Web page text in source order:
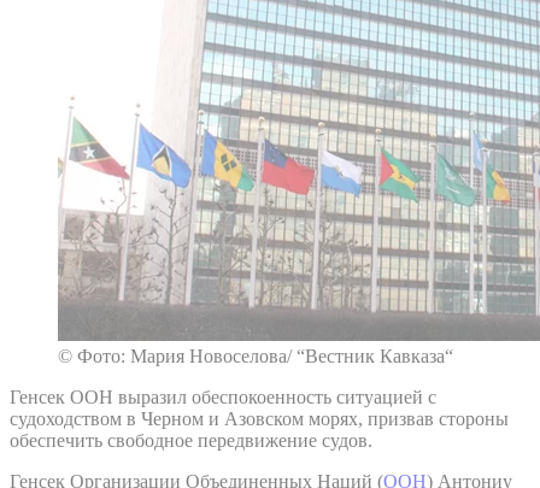
© Фото: Мария Новоселова/ “Вестник Кавказа“
Генсек ООН выразил обеспокоенность ситуацией с
судоходством в Черном и Азовском морях, призвав стороны
обеспечить свободное передвижение судов.
Генсек Организации Объединенных Наций (ООН) Антониу